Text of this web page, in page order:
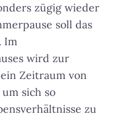
zügig wieder
soll das
Im
wird zur
Zeitraum von
sich so
zu